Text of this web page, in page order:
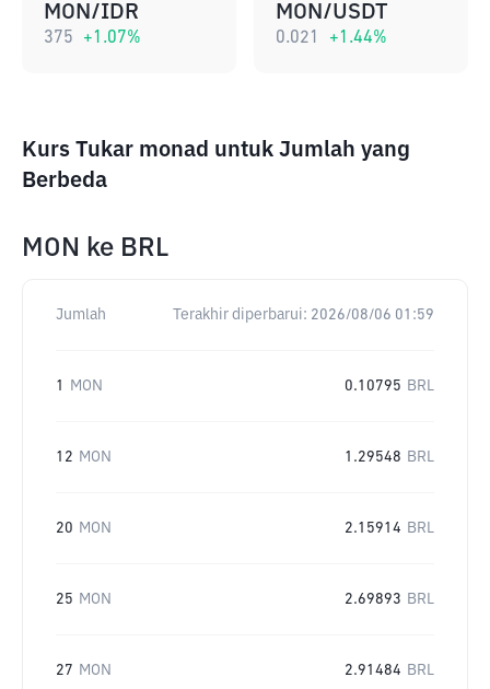
MON/IDR
375 +1.07%
MON/USDT
0.021 +1.44%
Kurs Tukar monad untuk Jumlah yang
Berbeda
MON ke BRL
Jumlah Terakhir diperbarui: 2026/08/06 01:59
1 MON 0.10795 BRL
12 MON 1.29548 BRL
20 MON 2.15914 BRL
25 MON 2.69893 BRL
27 MON 2.91484 BRL